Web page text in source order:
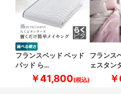
フランスベッド ベッド
パッド ら…
￥41,800
フランス
ェスタン